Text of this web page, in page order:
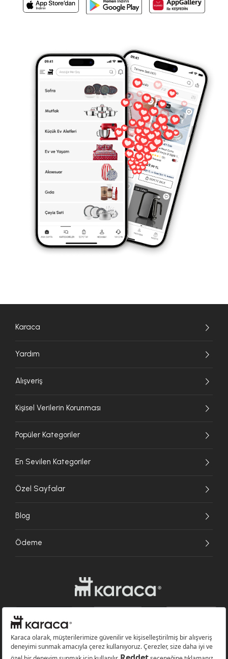
Karaca
Yardım
Alışveriş
Kişisel Verilerin Korunması
Popüler Kategoriler
En Sevilen Kategoriler
Özel Sayfalar
Blog
Ödeme